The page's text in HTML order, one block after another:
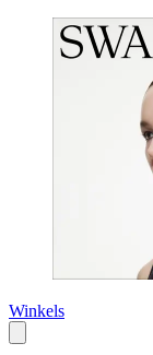
Winkels